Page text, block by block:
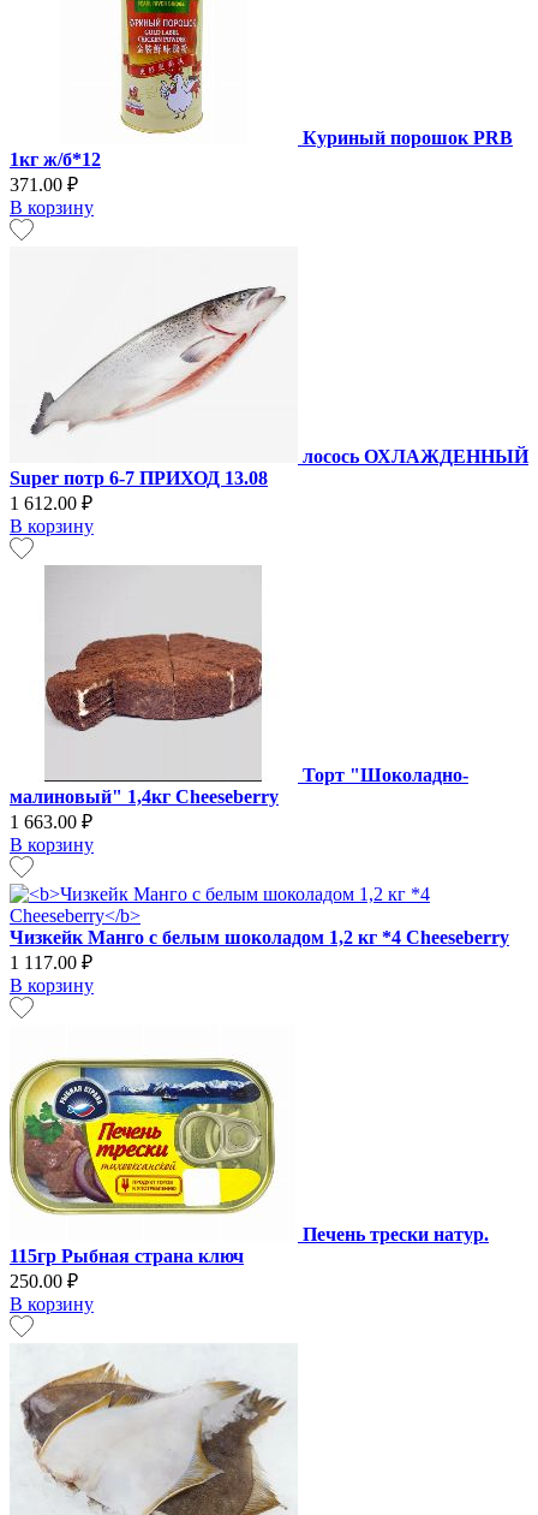
Куриный порошок PRB
1кг ж/б*12
371.00 ₽
В корзину
лосось ОХЛАЖДЕННЫЙ
Super потр 6-7 ПРИХОД 13.08
1 612.00 ₽
В корзину
Торт "Шоколадно-
малиновый" 1,4кг Cheeseberry
1 663.00 ₽
В корзину
Чизкейк Манго с белым шоколадом 1,2 кг *4 Cheeseberry
1 117.00 ₽
В корзину
Печень трески натур.
115гр Рыбная страна ключ
250.00 ₽
В корзину